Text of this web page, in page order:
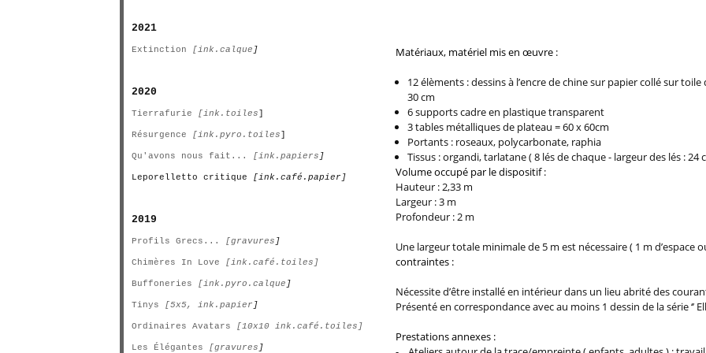
2021
Extinction [ink.calque ]
2020
Tierrafurie [ink.toiles]
Résurgence [ink.pyro.toiles]
Qu'avons nous fait... [ink.papiers ]
Leporelletto critique [ink.café.papier]
2019
Profils Grecs... [gravures ]
Chimères In Love [ink.café.toiles]
Buffoneries [ink.pyro.calque ]
Tinys [5x5, ink.papier ]
Ordinaires Avatars [10x10 ink.café.toiles]
Les Élégantes [gravures ]
Matériaux, matériel mis en œuvre :
12 élèments : dessins à l’encre de chine sur papier collé sur
30 cm
6 supports cadre en plastique transparent
3 tables métalliques de plateau = 60 x 60cm
Portants : roseaux, polycarbonate, raphia
Tissus : organdi, tarlatane ( 8 lés de chaque - largeur des lés : 24
Volume occupé par le dispositif:
Hauteur : 2,33 m
Largeur : 3 m
Profondeur : 2 m
Une largeur totale minimale de 5 m est nécessaire ( 1 m d’espace
contraintes :
Nécessite d’être installé en intérieur dans un lieu abrité des
Présenté en correspondance avec au moins 1 dessin de la série ‘’ Elle,
Prestations annexes :